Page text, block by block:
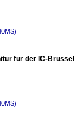
für der IC-